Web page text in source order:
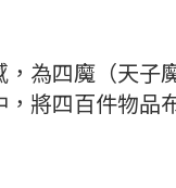
為四魔（天
將四百件物品